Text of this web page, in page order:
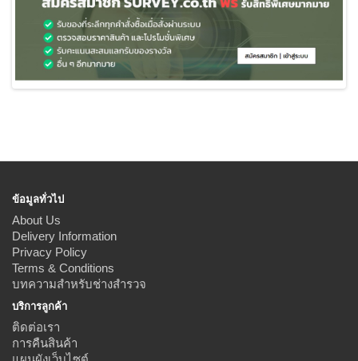
ข้อมูลทั่วไป
About Us
Delivery Information
Privacy Policy
Terms & Conditions
บทความสำหรับช่างสำรวจ
บริการลูกค้า
ติดต่อเรา
การคืนสินค้า